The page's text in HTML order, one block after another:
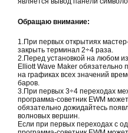
Обращаю внимание:
1.При первых открытиях
закрыть терминал 2÷4 раза.
2.Перед установкой на любом
Elliott Wave Maker обязательно
на графиках всех значений
баров.
3.При первых 3÷4 переходах
программа-советник EWM
обязательно дожидайтесь
волновых вершин.
Если при первых переходах с